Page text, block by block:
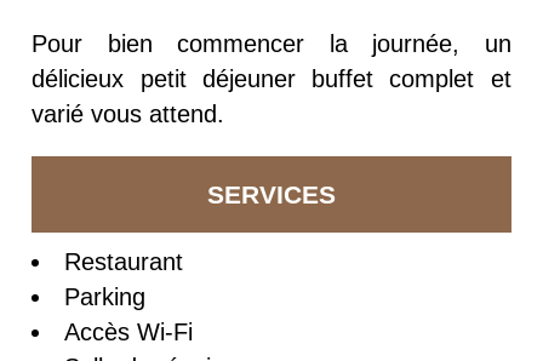
Pour bien commencer la journée, un
délicieux petit déjeuner buffet complet et
varié vous attend.
SERVICES
Restaurant
Parking
Accès Wi-Fi